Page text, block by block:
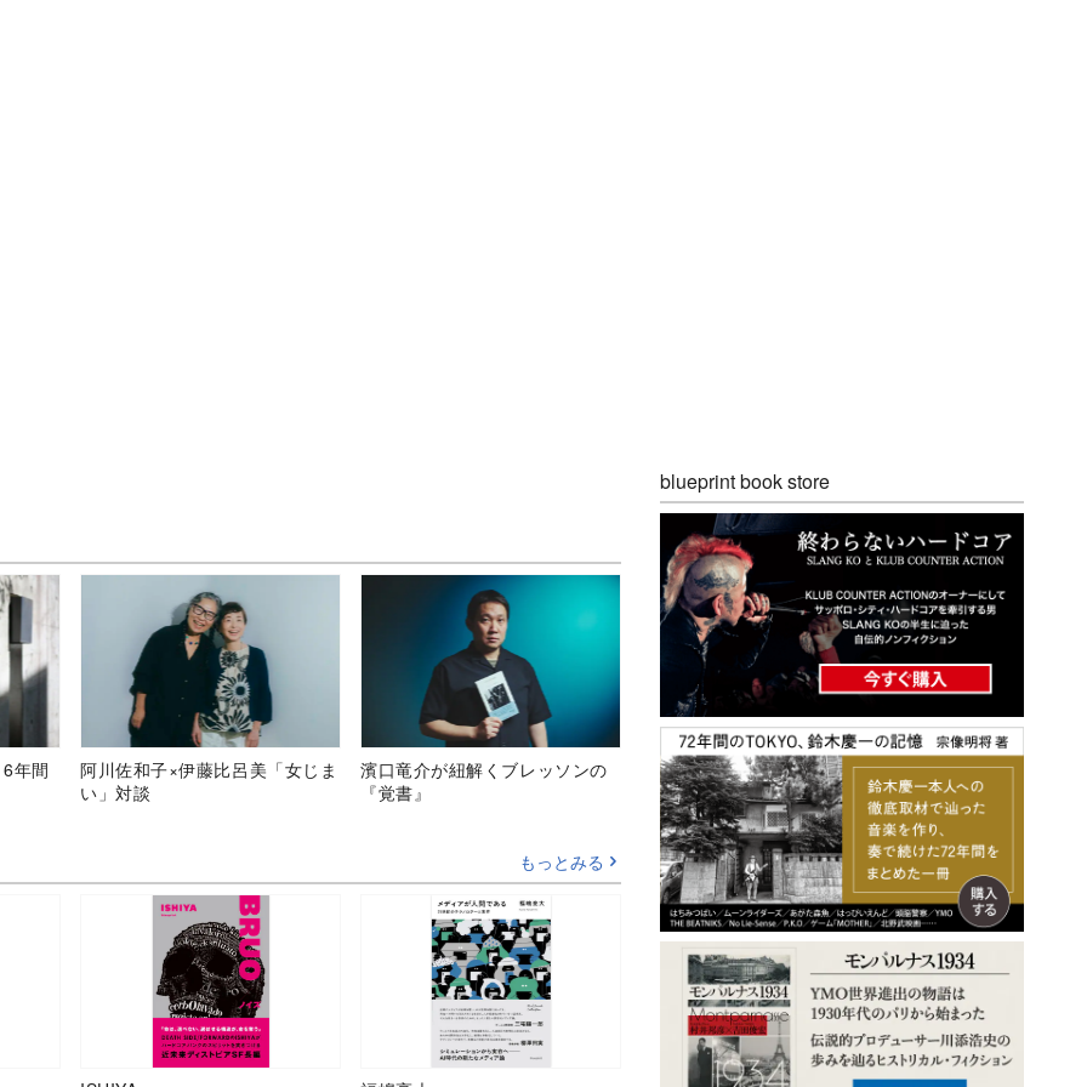
年間
阿川佐和子×伊藤比呂美「女じま
い」対談
濱口竜介が紐解くブレッソンの
『覚書』
もっとみる
blueprint book store